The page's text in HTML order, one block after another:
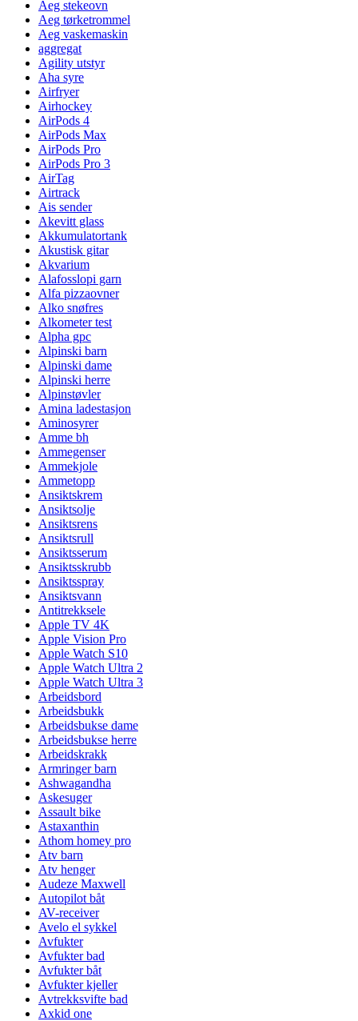
Aeg stekeovn
Aeg tørketrommel
Aeg vaskemaskin
aggregat
Agility utstyr
Aha syre
Airfryer
Airhockey
AirPods 4
AirPods Max
AirPods Pro
AirPods Pro 3
AirTag
Airtrack
Ais sender
Akevitt glass
Akkumulatortank
Akustisk gitar
Akvarium
Alafosslopi garn
Alfa pizzaovner
Alko snøfres
Alkometer test
Alpha gpc
Alpinski barn
Alpinski dame
Alpinski herre
Alpinstøvler
Amina ladestasjon
Aminosyrer
Amme bh
Ammegenser
Ammekjole
Ammetopp
Ansiktskrem
Ansiktsolje
Ansiktsrens
Ansiktsrull
Ansiktsserum
Ansiktsskrubb
Ansiktsspray
Ansiktsvann
Antitrekksele
Apple TV 4K
Apple Vision Pro
Apple Watch S10
Apple Watch Ultra 2
Apple Watch Ultra 3
Arbeidsbord
Arbeidsbukk
Arbeidsbukse dame
Arbeidsbukse herre
Arbeidskrakk
Armringer barn
Ashwagandha
Askesuger
Assault bike
Astaxanthin
Athom homey pro
Atv barn
Atv henger
Audeze Maxwell
Autopilot båt
AV-receiver
Avelo el sykkel
Avfukter
Avfukter bad
Avfukter båt
Avfukter kjeller
Avtrekksvifte bad
Axkid one